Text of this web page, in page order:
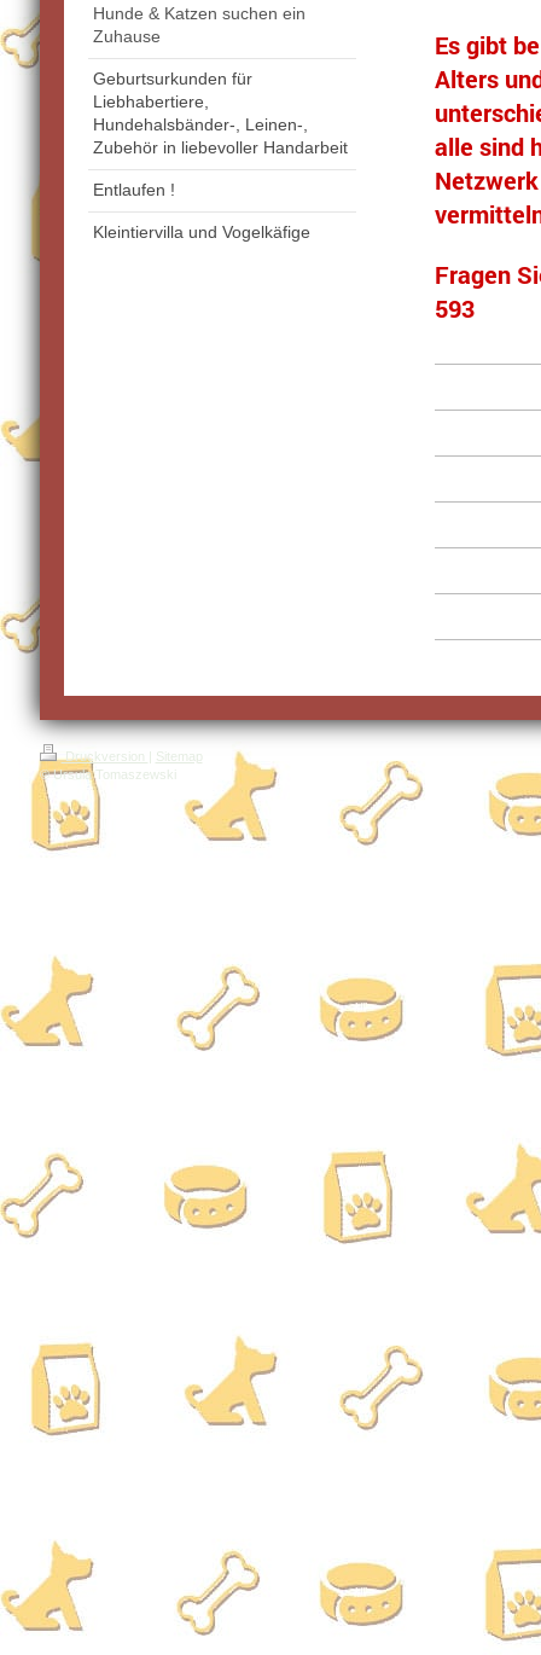
Es gibt
Alters
alle sind
Fragen
593
Hunde & Katzen suchen ein
Zuhause
Geburtsurkunden für
Liebhabertiere,
Hundehalsbänder-, Leinen-,
Zubehör in liebevoller Handarbeit
Entlaufen !
Kleintiervilla und Vogelkäfige
Druckversion | Sitemap
© Ursula Tomaszewski